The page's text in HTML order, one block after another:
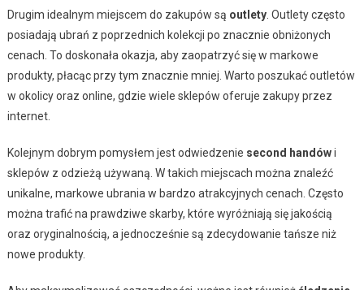
Drugim idealnym miejscem do zakupów są outlety. Outlety często
posiadają ubrań z poprzednich kolekcji po znacznie obniżonych
cenach. To doskonała okazja, aby zaopatrzyć się w markowe
produkty, płacąc przy tym znacznie mniej. Warto poszukać outletów
w okolicy oraz online, gdzie wiele sklepów oferuje zakupy przez
internet.
Kolejnym dobrym pomysłem jest odwiedzenie second handówi
sklepów z odzieżą używaną. W takich miejscach można znaleźć
unikalne, markowe ubrania w bardzo atrakcyjnych cenach. Często
można trafić na prawdziwe skarby, które wyróżniają się jakością
oraz oryginalnością, a jednocześnie są zdecydowanie tańsze niż
nowe produkty.